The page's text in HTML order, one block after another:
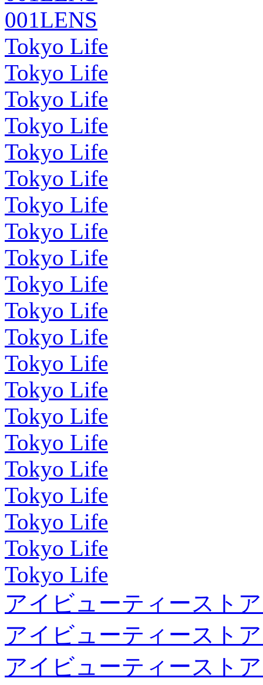
001LENS
Tokyo Life
Tokyo Life
Tokyo Life
Tokyo Life
Tokyo Life
Tokyo Life
Tokyo Life
Tokyo Life
Tokyo Life
Tokyo Life
Tokyo Life
Tokyo Life
Tokyo Life
Tokyo Life
Tokyo Life
Tokyo Life
Tokyo Life
Tokyo Life
Tokyo Life
Tokyo Life
Tokyo Life
アイビューティースト
アイビューティースト
アイビューティースト